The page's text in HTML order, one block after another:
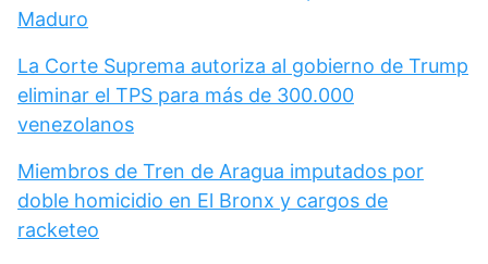
Maduro
La Corte Suprema autoriza al gobierno de Trump
eliminar el TPS para más de 300.000
venezolanos
Miembros de Tren de Aragua imputados por
doble homicidio en El Bronx y cargos de
racketeo